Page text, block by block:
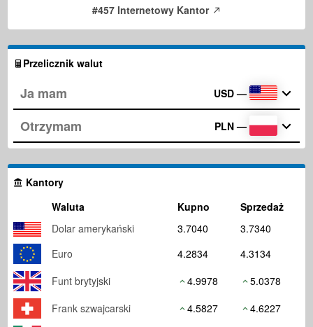
#457 Internetowy Kantor
Przelicznik walut
USD —
PLN —
Kantory
Waluta
Kupno
Sprzedaż
Dolar amerykański
3.7040
3.7340
Euro
4.2834
4.3134
Funt brytyjski
4.9978
5.0378
Frank szwajcarski
4.5827
4.6227